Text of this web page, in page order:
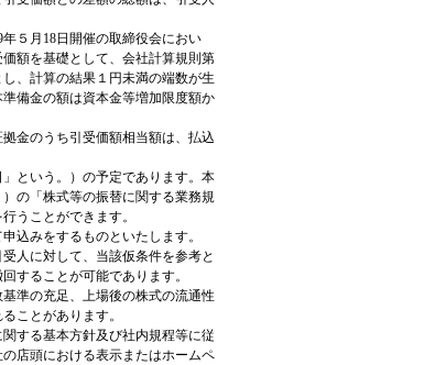
５月18日開催の取締役会におい
額を基礎として、会社計算規則第
、計算の結果１円未満の端数が生
備金の額は資本金等増加限度額か
金のうち引受価額相当額は、払込
という。）の予定であります。本
の「株式等の振替に関する業務規
うことができます。
込みをするものといたします。
人に対して、当該仮条件を参考と
することが可能であります。
準の充足、上場後の株式の流通性
ことがあります。
する基本方針及び社内規程等に従
店頭における表示またはホームペ